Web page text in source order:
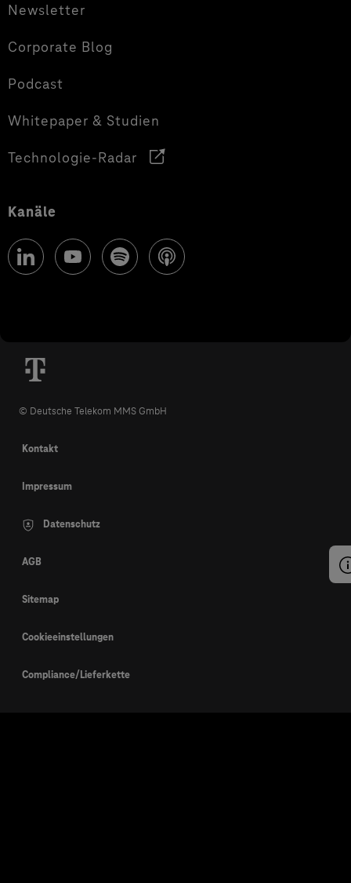
Newsletter
Corporate Blog
Podcast
Whitepaper & Studien
Technologie-Radar
Kanäle
© Deutsche Telekom MMS GmbH
Kontakt
Impressum
Datenschutz
AGB
Sitemap
Cookieeinstellungen
Compliance/Lieferkette